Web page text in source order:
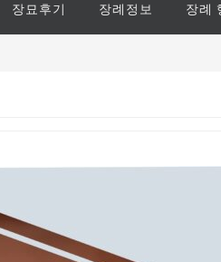
장묘후기 장례정보 장례